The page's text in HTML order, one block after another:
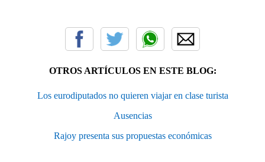
OTROS ARTÍCULOS EN ESTE BLOG:
Los eurodiputados no quieren viajar en clase turista
Ausencias
Rajoy presenta sus propuestas económicas